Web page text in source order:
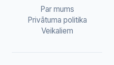
Par mums
Privātuma politika
Veikaliem